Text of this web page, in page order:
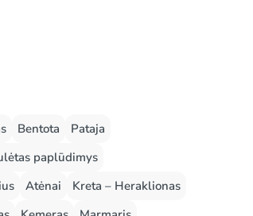
Bentota
Pataja
paplūdimys
Atėnai
Kreta – Heraklionas